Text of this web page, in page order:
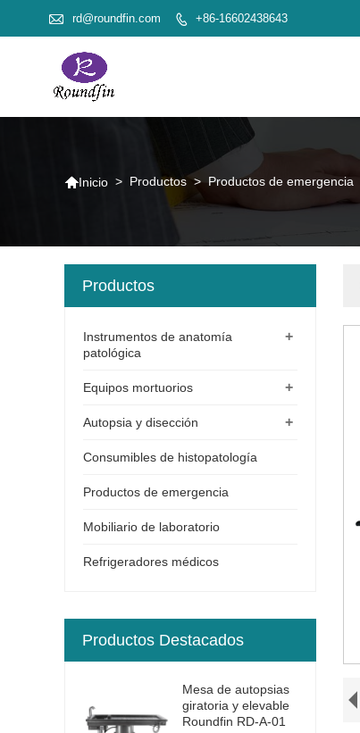
 rd@roundfin.com  +86-16602438643
Inicio > Productos > Productos de emergencia
Productos
+
Instrumentos de anatomía
patológica
+
Equipos mortuorios
+
Autopsia y disección
Consumibles de histopatología
Productos de emergencia
Mobiliario de laboratorio
Refrigeradores médicos
Productos Destacados
Mesa de autopsias
giratoria y elevable
Roundfin RD-A-01